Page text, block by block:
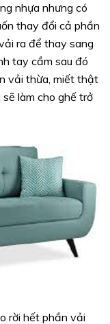
nhựa nhưng có
thay đổi cả phần
ra để thay sang
tay cầm sau đó
vải thừa, miết thật
làm cho ghế trở
rời hết phần vải